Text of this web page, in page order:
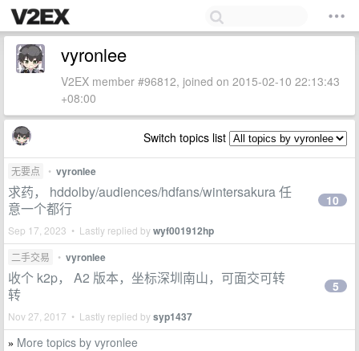
vyronlee
V2EX member #96812, joined on 2015-02-10 22:13:43
+08:00
Switch topics list
无要点 • vyronlee
求药， hddolby/audiences/hdfans/wintersakura 任
意一个都行
Sep 17, 2023 • Lastly replied bywyf001912hp
10
二手交易 • vyronlee
收个 k2p， A2 版本，坐标深圳南山，可面交可转
转
Nov 27, 2017 • Lastly replied bysyp1437
5
» More topics by vyronlee